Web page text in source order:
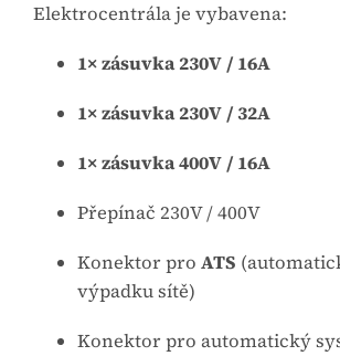
Elektrocentrála je vybavena:
1× zásuvka 230V / 16A
1× zásuvka 230V / 32A
1× zásuvka 400V / 16A
Přepínač 230V / 400V
Konektor pro ATS
výpadku sítě)
Konektor pro automatický